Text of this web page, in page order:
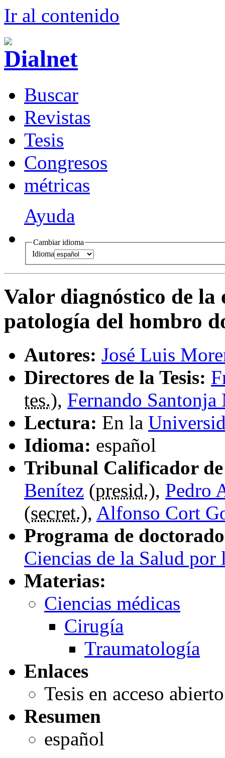
Ir al contenido
Buscar
Revistas
Tesis
Congresos
métricas
Ayuda
Cambiar idioma
Idioma
Valor diagnóstico de
patología del hombro
Autores: José Luis
Directores de la Tesis:
tes.), Fernando Santonja
Lectura: En la
Idioma: español
Tribunal Calificador de
Benítez (presid.), Pedro
(secret.), Alfonso Cort
Programa de
Ciencias de la Salud
Materias:
Ciencias médicas
Cirugía
Traumatología
Enlaces
Tesis en acceso
Resumen
español